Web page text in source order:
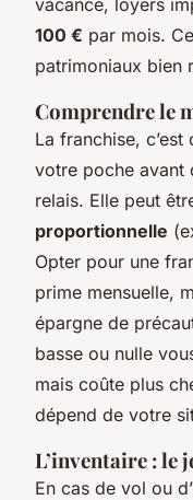
100 € par mois.
patrimoniaux bien
Comprendre le
La franchise,
votre poche avant
relais. Elle peut
proportionnelle
Opter pour une
prime mensuelle,
épargne de
basse ou nulle
mais coûte plus
dépend de votre
L’inventaire : le
En cas de vol ou